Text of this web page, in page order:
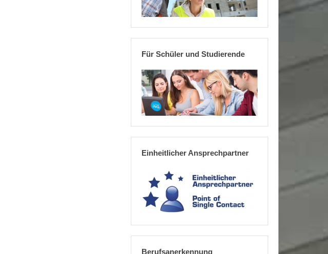
Für Schüler und Studierende
Einheitlicher Ansprechpartner
Berufsanerkennung